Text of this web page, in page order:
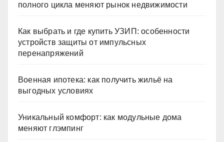
полного цикла меняют рынок недвижимости
Как выбрать и где купить УЗИП: особенности
устройств защиты от импульсных
перенапряжений
Военная ипотека: как получить жильё на
выгодных условиях
Уникальный комфорт: как модульные дома
меняют глэмпинг